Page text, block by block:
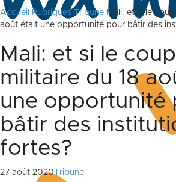
Accueil Rubriques Tribune Mali: et si le
août était une opportunité pour bâtir des
Mali: et si le
militaire du 18
une opportunité
bâtir des
fortes?
27 août 2020Tribune